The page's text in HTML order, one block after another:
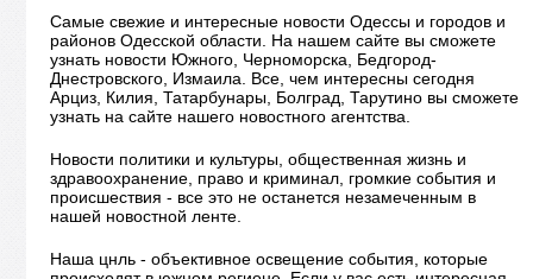
Самые свежие и интересные новости Одессы и городов и
районов Одесской области. На нашем сайте вы сможете
узнать новости Южного, Черноморска, Бедгород-
Днестровского, Измаила. Все, чем интересны сегодня
Арциз, Килия, Татарбунары, Болград, Тарутино вы сможете
узнать на сайте нашего новостного агентства.
Новости политики и культуры, общественная жизнь и
здравоохранение, право и криминал, громкие события и
происшествия - все это не останется незамеченным в
нашей новостной ленте.
Наша цнль - объективное освещение события, которые